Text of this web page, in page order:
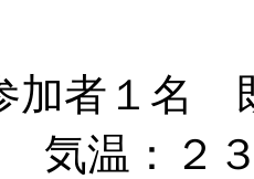
加者１名
気温：２